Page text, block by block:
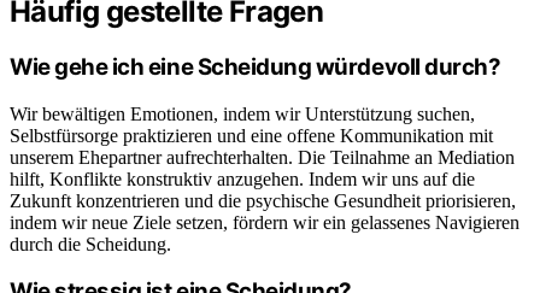
Häufig gestellte Fragen
Wie gehe ich eine Scheidung würdevoll durch?
Wir bewältigen Emotionen, indem wir Unterstützung suchen,
Selbstfürsorge praktizieren und eine offene Kommunikation mit
unserem Ehepartner aufrechterhalten. Die Teilnahme an Mediation
hilft, Konflikte konstruktiv anzugehen. Indem wir uns auf die
Zukunft konzentrieren und die psychische Gesundheit priorisieren,
indem wir neue Ziele setzen, fördern wir ein gelassenes Navigieren
durch die Scheidung.